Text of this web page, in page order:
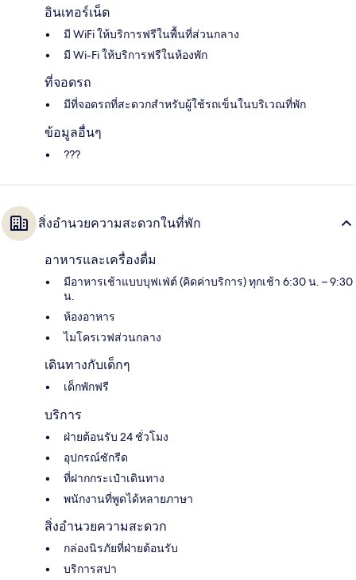
อินเทอร์เน็ต
มี WiFi ให้บริการฟรีในพื้นที่ส่วนกลาง
มี Wi-Fi ให้บริการฟรีในห้องพัก
ที่จอดรถ
มีที่จอดรถที่สะดวกสำหรับผู้ใช้รถเข็นในบริเวณที่พัก
ข้อมูลอื่นๆ
???
สิ่งอำนวยความสะดวกในที่พัก
อาหารและเครื่องดื่ม
มีอาหารเช้าแบบบุฟเฟ่ต์ (คิดค่าบริการ) ทุกเช้า 6:30 น. – 9:30
น.
ห้องอาหาร
ไมโครเวฟส่วนกลาง
เดินทางกับเด็กๆ
เด็กพักฟรี
บริการ
ฝ่ายต้อนรับ 24 ชั่วโมง
อุปกรณ์ซักรีด
ที่ฝากกระเป๋าเดินทาง
พนักงานที่พูดได้หลายภาษา
สิ่งอำนวยความสะดวก
กล่องนิรภัยที่ฝ่ายต้อนรับ
บริการสปา